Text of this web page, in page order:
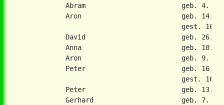
Abram                        geb. 4.
Aron                         geb. 14.
gest. 16.
David                        geb. 26.
Anna                         geb. 10.
Aron                         geb. 9.
Peter                        geb. 16.
gest. 16.
Peter                        geb. 13.
Gerhard                      geb. 7.